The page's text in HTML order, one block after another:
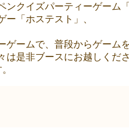
クイズパーティーゲーム
「ホステスト」、
ームで、普段からゲーム
是非ブースにお越しくださ